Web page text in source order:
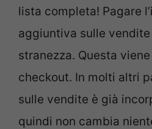
lista completa! Pagare
aggiuntiva sulle vendite
stranezza. Questa
checkout. In molti altri
sulle vendite è già
quindi non cambia